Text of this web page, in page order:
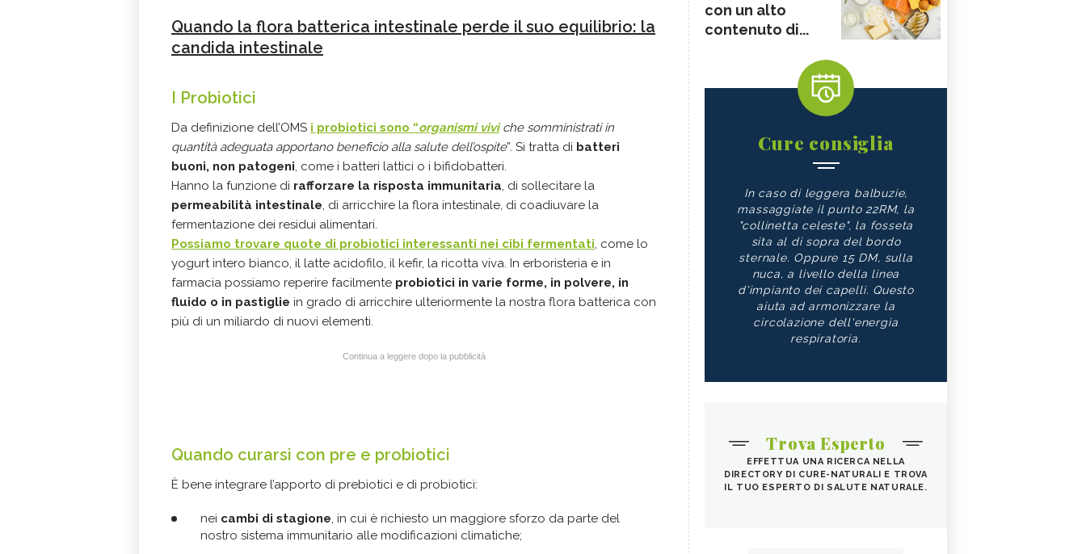
Quando la flora batterica intestinale perde il suo equilibrio: la
candida intestinale
I Probiotici
Da definizione dell’OMS i probiotici sono “organismi viviche somministrati in
quantità adeguata apportano beneficio alla salute dell’ospite”. Si tratta di batteri
buoni, non patogeni, come i batteri lattici o i bifidobatteri.
Hanno la funzione di rafforzare la risposta immunitaria, di sollecitare la
permeabilità intestinale, di arricchire la flora intestinale, di coadiuvare la
fermentazione dei residui alimentari.
Possiamo trovare quote di probiotici interessanti nei cibi fermentati, come lo
yogurt intero bianco, il latte acidofilo, il kefir, la ricotta viva. In erboristeria e in
farmacia possiamo reperire facilmente probiotici in varie forme, in polvere, in
fluido o in pastiglie in grado di arricchire ulteriormente la nostra flora batterica con
più di un miliardo di nuovi elementi.
Continua a leggere dopo la pubblicità
Quando curarsi con pre e probiotici
È bene integrare l’apporto di prebiotici e di probiotici:
nei cambi di stagione, in cui è richiesto un maggiore sforzo da parte del
nostro sistema immunitario alle modificazioni climatiche;
con un alto
contenuto di...
Cure consiglia
In caso di leggera balbuzie,
massaggiate il punto 22RM, la
"collinetta celeste", la fosseta
sita al di sopra del bordo
sternale. Oppure 15 DM, sulla
nuca, a livello della linea
d'impianto dei capelli. Questo
aiuta ad armonizzare la
circolazione dell'energia
respiratoria.
Trova Esperto
EFFETTUA UNA RICERCA NELLA
DIRECTORY DI CURE-NATURALI E TROVA
IL TUO ESPERTO DI SALUTE NATURALE.